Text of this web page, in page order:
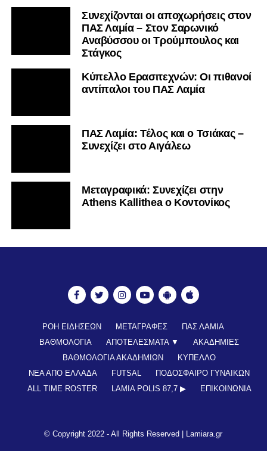
Συνεχίζονται οι αποχωρήσεις στον
ΠΑΣ Λαμία – Στον Σαρωνικό
Αναβύσσου οι Τρούμπουλος και
Στάγκος
Κύπελλο Ερασιτεχνών: Οι πιθανοί
αντίπαλοι του ΠΑΣ Λαμία
ΠΑΣ Λαμία: Τέλος και ο Τσιάκας –
Συνεχίζει στο Αιγάλεω
Mεταγραφικά: Συνεχίζει στην
Athens Kallithea ο Κοντονίκος
ΡΟΗ ΕΙΔΗΣΕΩΝ ΜΕΤΑΓΡΑΦΕΣ
ΠΑΣ ΛΑΜΙΑ
ΒΑΘΜΟΛΟΓΙΑ
ΑΠΟΤΕΛΕΣΜΑΤΑ ▼
ΑΚΑΔΗΜΙΕΣ
ΒΑΘΜΟΛΟΓΙΑ ΑΚΑΔΗΜΙΩΝ
ΚΥΠΕΛΛΟ